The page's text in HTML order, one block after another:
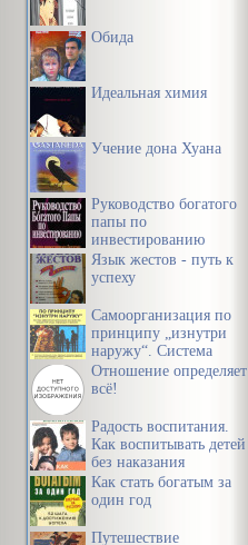
Обида
Идеальная химия
Учение дона Хуана
Руководство богатого
папы по
инвестированию
Язык жестов - путь к
успеху
Самоорганизация по
принципу „изнутри
наружу“. Система
эффективной
организации
предметной среды,
информации и
времени
Отношение определяет
всё!
Радость воспитания.
Как воспитывать детей
без наказания
Как стать богатым за
один год
Путешествие